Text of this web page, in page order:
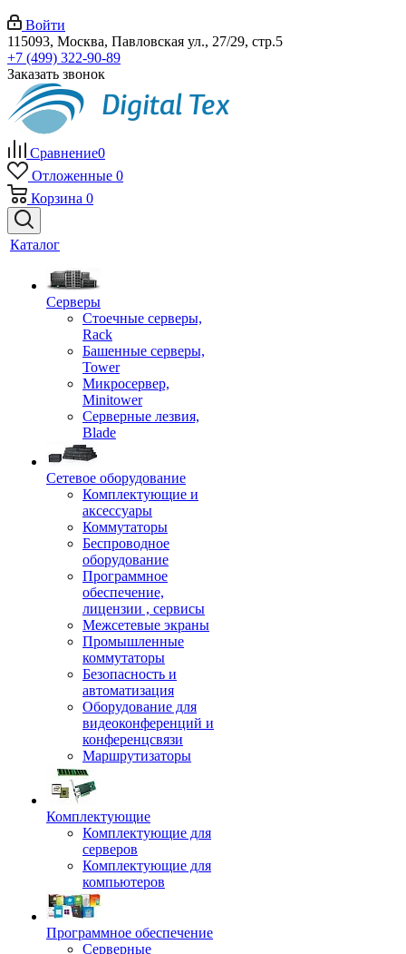
Войти
115093, Москва, Павловская ул., 27/29, стр.5
+7 (499) 322-90-89
Заказать звонок
Сравнение0
Отложенные 0
Корзина 0
Каталог
Серверы
Стоечные серверы,
Rack
Башенные серверы,
Tower
Микросервер,
Minitower
Серверные лезвия,
Blade
Сетевое оборудование
Комплектующие и
аксессуары
Коммутаторы
Беспроводное
оборудование
Программное
обеспечение,
лицензии , сервисы
Межсетевые экраны
Промышленные
коммутаторы
Безопасность и
автоматизация
Оборудование для
видеоконференций и
конференцсвязи
Маршрутизаторы
Комплектующие
Комплектующие для
серверов
Комплектующие для
компьютеров
Программное обеспечение
Серверные